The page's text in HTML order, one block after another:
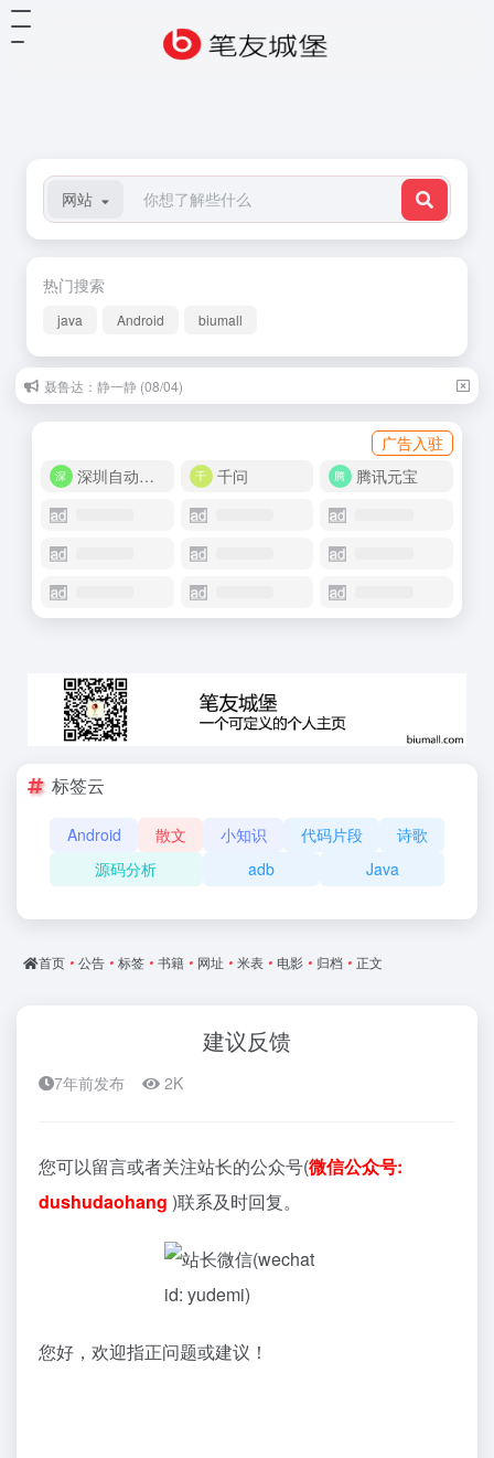
网站
热门搜索
java Android biumall
聂鲁达：静一静 (08/04)
广告入驻
深圳自动化商城
千问 腾讯元宝
标签云
Android 散文 小知识 代码片段
诗歌
源码分析
adb Java
首页 • 公告 • 标签 • 书籍 • 网址 • 米表 • 电影 • 归档 • 正文
建议反馈
7年前发布 2K
您可以留言或者关注站长的公众号(微信公众号:
dushudaohang )联系及时回复。
您好，欢迎指正问题或建议！